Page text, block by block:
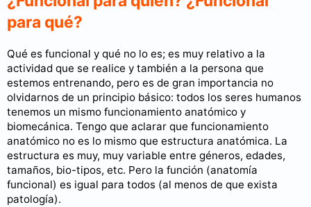
para qué?
Qué es funcional y qué no lo es; es muy relativo a la
actividad que se realice y también a la persona que
estemos entrenando, pero es de gran importancia no
olvidarnos de un principio básico: todos los seres humanos
tenemos un mismo funcionamiento anatómico y
biomecánica. Tengo que aclarar que funcionamiento
anatómico no es lo mismo que estructura anatómica. La
estructura es muy, muy variable entre géneros, edades,
tamaños, bio-tipos, etc. Pero la función (anatomía
funcional) es igual para todos (al menos de que exista
patología).